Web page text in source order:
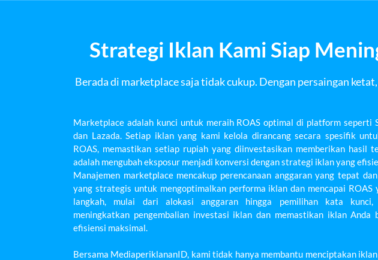
Strategi Iklan Kami Siap
Berada di marketplace saja tidak cukup. Dengan persaingan
Marketplace adalah kunci untuk meraih ROAS optimal di platform seperti
dan Lazada. Setiap iklan yang kami kelola dirancang secara spesifik
ROAS, memastikan setiap rupiah yang diinvestasikan memberikan hasil
adalah mengubah eksposur menjadi konversi dengan strategi iklan yang
Manajemen marketplace mencakup perencanaan anggaran yang tepat
yang strategis untuk mengoptimalkan performa iklan dan mencapai ROAS
langkah, mulai dari alokasi anggaran hingga pemilihan kata kunci,
meningkatkan pengembalian investasi iklan dan memastikan iklan Anda
efisiensi maksimal.
Bersama MediaperiklananID, kami tidak hanya membantu menciptakan